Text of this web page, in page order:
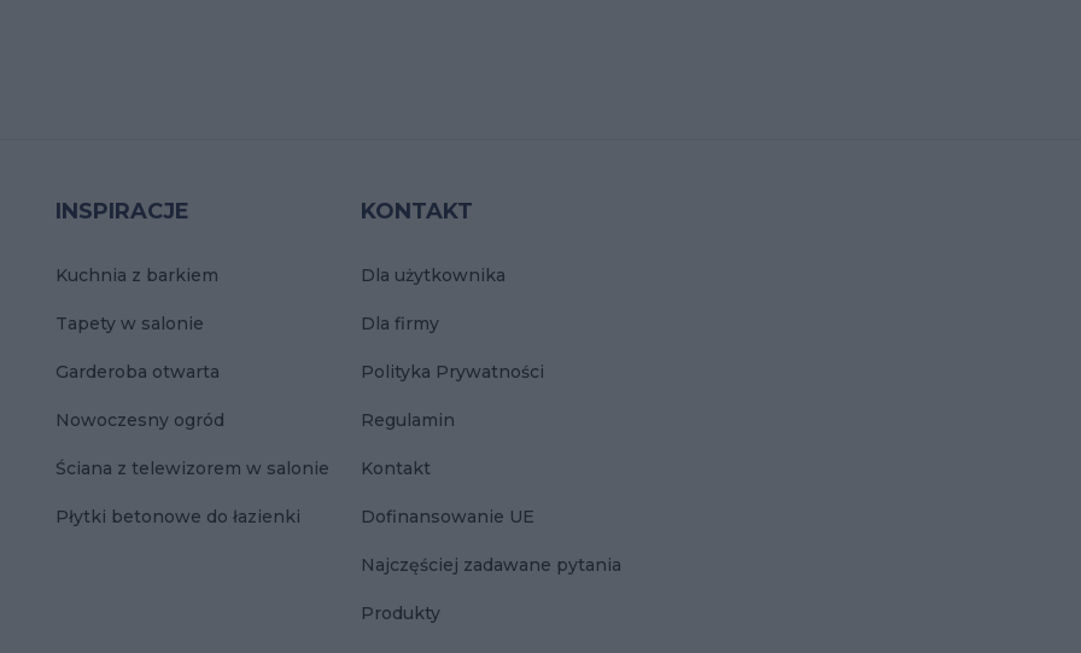
INSPIRACJE
Kuchnia z barkiem
Tapety w salonie
Garderoba otwarta
Nowoczesny ogród
Ściana z telewizorem w salonie
Płytki betonowe do łazienki
KONTAKT
Dla użytkownika
Dla firmy
Polityka Prywatności
Regulamin
Kontakt
Dofinansowanie UE
Najczęściej zadawane pytania
Produkty